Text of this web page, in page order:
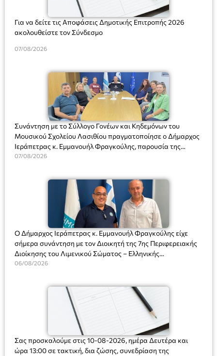
Για να δείτε τις Αποφάσεις Δημοτικής Επιτροπής 2026
ακολουθείστε τον Σύνδεσμο
07/08/2026
Συνάντηση με το Σύλλογο Γονέων και Κηδεμόνων του
Μουσικού Σχολείου Λασιθίου πραγματοποίησε ο Δήμαρχος
Ιεράπετρας κ. Εμμανουήλ Φραγκούλης, παρουσία της
Διευθύντριας του σχολείου κας Μαριάννας Χαΐτα.
07/08/2026
Ο Δήμαρχος Ιεράπετρας κ. Εμμανουήλ Φραγκούλης είχε
σήμερα συνάντηση με τον Διοικητή της 7ης Περιφερειακής
Διοίκησης του Λιμενικού Σώματος – Ελληνικής
Ακτοφυλακής (Λ.Σ.-ΕΛ.ΑΚΤ.), Αρχιπλοίαρχο Λ.Σ. κ. Ιωάννη
06/08/2026
Σας προσκαλούμε στις 10-08-2026, ημέρα Δευτέρα και
ώρα 13:00 σε τακτική, δια ζώσης, συνεδρίαση της